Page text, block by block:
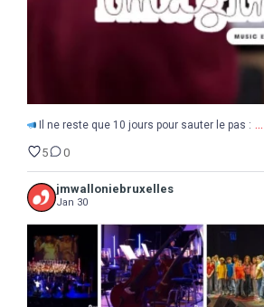
Il ne reste que 10 jours pour sauter le pas : ...
5 0
jmwalloniebruxelles
Jan 30